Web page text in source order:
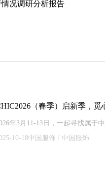
况调研分析报告
（春季）启新季，觅
年3月11-13日，一起寻找属于
10-18中国服饰 / 中国服饰